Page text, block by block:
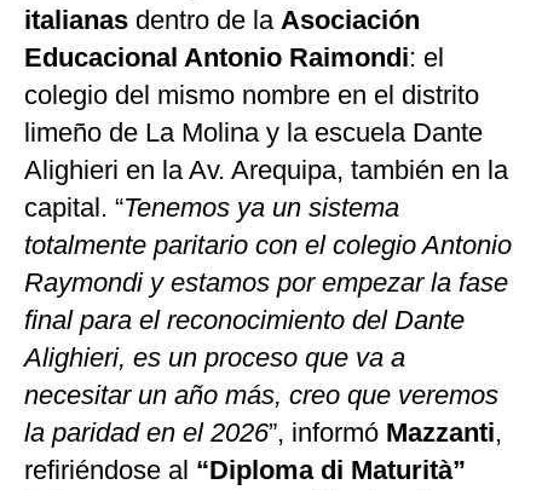
italianas dentro de la Asociación
Educacional Antonio Raimondi: el
colegio del mismo nombre en el distrito
limeño de La Molina y la escuela Dante
Alighieri en la Av. Arequipa, también en la
capital. “Tenemos ya un sistema
totalmente paritario con el colegio Antonio
Raymondi y estamos por empezar la fase
final para el reconocimiento del Dante
Alighieri, es un proceso que va a
necesitar un año más, creo que veremos
la paridad en el 2026”, informó Mazzanti,
refiriéndose al “Diploma di Maturità”